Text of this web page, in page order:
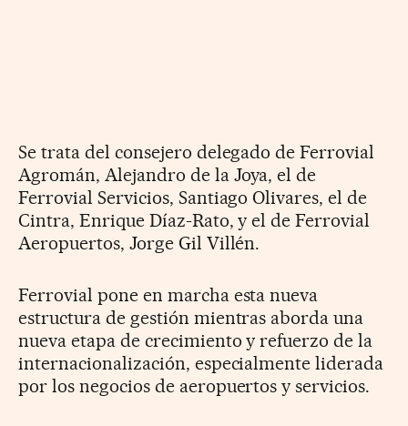
Se trata del consejero delegado de Ferrovial
Agromán, Alejandro de la Joya, el de
Ferrovial Servicios, Santiago Olivares, el de
Cintra, Enrique Díaz-Rato, y el de Ferrovial
Aeropuertos, Jorge Gil Villén.
Ferrovial pone en marcha esta nueva
estructura de gestión mientras aborda una
nueva etapa de crecimiento y refuerzo de la
internacionalización, especialmente liderada
por los negocios de aeropuertos y servicios.